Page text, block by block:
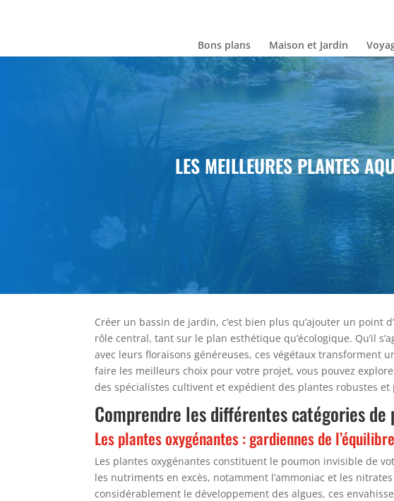
Bons plans Maison et Jardin
LES MEILLEURES PLANTES
Créer un bassin de jardin, c’est bien plus qu’ajouter un point
rôle central, tant sur le plan esthétique qu’écologique. Qu’il
avec leurs floraisons généreuses, ces végétaux transforment
faire les meilleurs choix pour votre projet, vous pouvez
des spécialistes cultivent et expédient des plantes robustes
Comprendre les différentes catégories de
Les plantes oxygénantes : gardiennes de
Les plantes oxygénantes constituent le poumon invisible de
les nutriments en excès, notamment l’ammoniac et les
considérablement le développement des algues, ces